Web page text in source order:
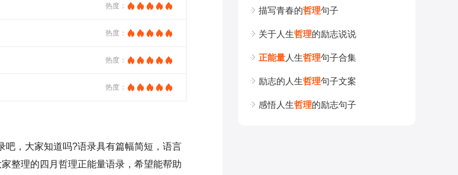
热度：
热度：
热度：
热度：
吧，大家知道吗?语录具有篇幅简短，语言
整理的四月哲理正能量语录，希望能帮助
描写青春的哲理句子
关于人生哲理的励志说说
正能量人生哲理句子合集
励志的人生哲理句子文案
感悟人生哲理的励志句子